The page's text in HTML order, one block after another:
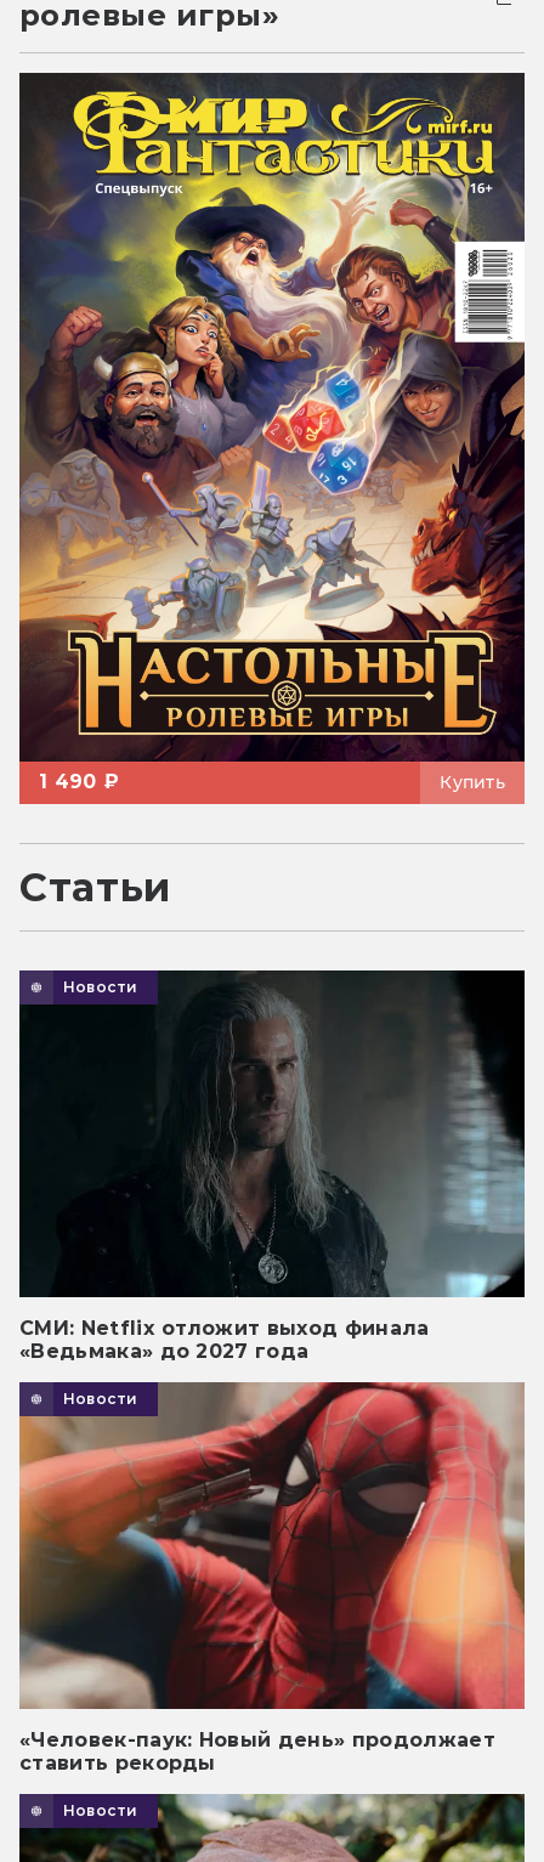
ролевые игры»
1 490 ₽ Купить
Статьи
Новости
СМИ: Netflix отложит выход финала
«Ведьмака» до 2027 года
Новости
«Человек-паук: Новый день» продолжает
ставить рекорды
Новости